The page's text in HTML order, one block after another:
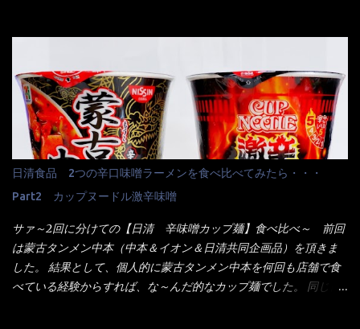
く行きましたねぇ～ だからタイ料理屋さんには、辛味剤・酢・ナ
いた）が料理に必ず付いてきたものです。 でも流石にファミレ
スでは・・・それは無いね！残念だ～ 今回はすかいらーくグルー
プで、タイ料理をどの様に再現して提供しているか？を見るだけ
だなぁ～ 因みにガパオ＝ホーリーバジルなのです。 肉は通常チ
キンが多く豚や牛もあります。 肉は挽肉みたいなミンチではな
く、粗挽きの肉になるんです。 それに現地バンコクでは、卵は固
焼きが本来です。 今回はほぼ全熟の目玉焼きで、これは日本風
オタイなのと比べれば薄め？ やっぱり調味料の【スパイスガール
ズ】が必要だナァ～ 笑 私は、ブリッキーヌの粉末をよく掛け辛
く...
ている訳で何故に敢えて本商品をリリースするの？ 確かに販売価
格は、緑のたぬきの実売は108円位で、ごつ盛り天ぷらそばは98円
でした。 殆ど変わらないじゃないか！？ そこで何が違うか・・・
メーカーHPから情報を得てみた。 ■原材料 比較（相手に含まれ
て居ない物質を赤色） ☆緑のたぬき 油揚げめん(小麦粉(国内製
造)、そば粉、植物油脂、植物性たん白、食塩、とろろ芋、卵白)、
かやく(小えびてんぷら、 かまぼこ )、添付調味料(砂糖、食塩、し
ょうゆ、魚介エキス、たん白加水分解物、香辛料、ねぎ、香味油
脂)／加工でん粉、調味料(アミノ酸等)、炭酸カルシウム、カラメ
ル色素、リン酸塩(Na)、増粘多糖類、レシチン、酸化防止剤(ビタ
ミンE)、クチナシ色素、ベニコウジ色素、香料、ビタミンB2、ビ
タミンB1、香辛料抽出物、 カロチン色素 、(一部にえび・小麦・
日清食品 2つの辛口味噌ラーメンを食べ比べてみたら・・・
Part2 カップヌードル激辛味噌
サァ～2回に分けての【日清 辛味噌カップ麺】食べ比べ～ 前回
は蒙古タンメン中本（中本＆イオン＆日清共同企画品）を頂きま
した。 結果として、個人的に蒙古タンメン中本を何回も店舗で食
べている経験からすれば、な～んだ的なカップ麺でした。 同じ日